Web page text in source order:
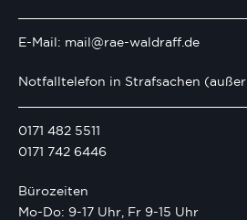
E-Mail: mail@rae-waldraff.de
Notfalltelefon in Strafsachen
0171 482 5511
0171 742 6446
Bürozeiten
Mo-Do: 9-17 Uhr, Fr 9-15 Uhr